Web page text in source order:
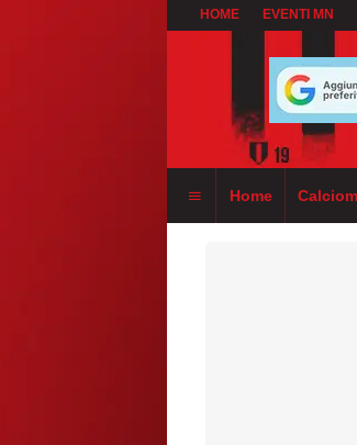
HOME EVENTI MN
Home